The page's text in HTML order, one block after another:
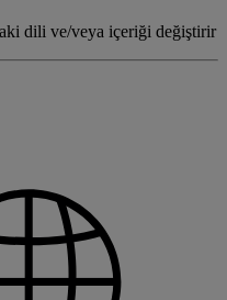
dili ve/veya içeriği değiştirir